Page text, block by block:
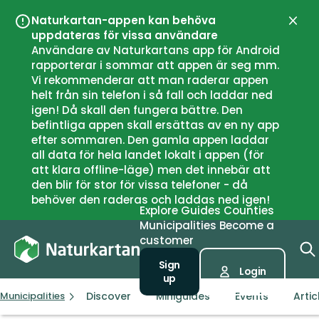
Naturkartan-appen kan behöva
uppdateras för vissa användare
Användare av Naturkartans app för Android
rapporterar i sommar att appen är seg mm.
Vi rekommenderar att man raderar appen
helt från sin telefon i så fall och laddar ned
igen! Då skall den fungera bättre. Den
befintliga appen skall ersättas av en ny app
efter sommaren. Den gamla appen laddar
all data för hela landet lokalt i appen (för
att klara offline-läge) men det innebär att
den blir för stor för vissa telefoner - då
behöver den raderas och laddas ned igen!
Close
Explore Guides Counties
Municipalities Become a
customer
Sign
up
Login
Municipalities Alta
Discover Miniguides Events